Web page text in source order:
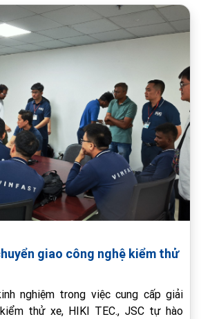
giao công nghệ kiểm thử
nghiệm trong việc cung cấp giải
thử xe, HIKI TEC., JSC tự hào